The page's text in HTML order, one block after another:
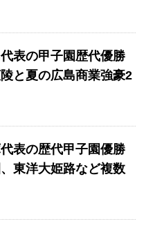
表の甲子園歴代優勝
と夏の広島商業強豪2
表の歴代甲子園優勝
東洋大姫路など複数